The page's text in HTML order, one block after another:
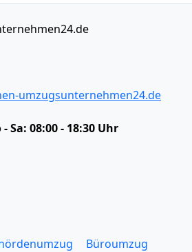
umzugsunternehmen24.de
- Sa: 08:00 - 18:30 Uhr
Büroumzug